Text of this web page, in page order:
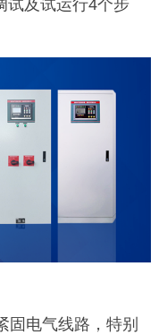
试及试运行4个步
固电气线路，特别